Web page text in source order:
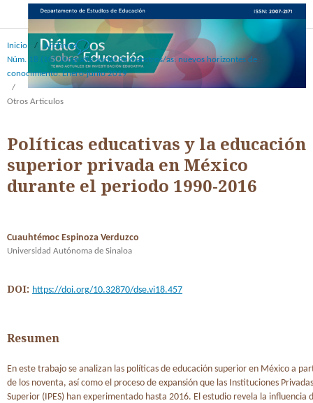
Inicio / Archivos
/
Núm. 18 (10): Biografía social de maestros/as: nuevos horizontes de
conocimiento. Enero-junio 2019
/
Otros Articulos
Políticas educativas y la educación
superior privada en México
durante el periodo 1990-2016
Cuauhtémoc Espinoza Verduzco
Universidad Autónoma de Sinaloa
DOI: https://doi.org/10.32870/dse.vi18.457
Resumen
En este trabajo se analizan las políticas de educación superior en México a
de los noventa, así como el proceso de expansión que las Instituciones
Superior (IPES) han experimentado hasta 2016. El estudio revela la influencia